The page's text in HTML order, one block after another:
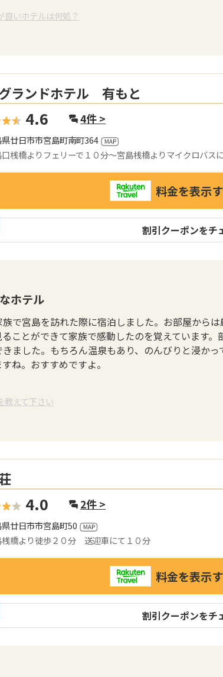
良いホテルは何処？
ランドホテル 有もと
4.6 4件 >
県廿日市市宮島町南町364
桟橋よりフェリーで１０分～宮島桟橋よりマイクロバス
料金を表示
割引クーポンをチ
ホテル
で宮島を訪れた際に宿泊しました。お部屋から
ことができて家族で感動したのを覚えています
ました。もちろん温泉もあり、のんびりと浸か
ね。おすすめですよ。
教えて下さい
4.0 2件 >
廿日市市宮島町50
桟橋より徒歩２０分 送迎車にて１０分
料金を表示
割引クーポンをチ